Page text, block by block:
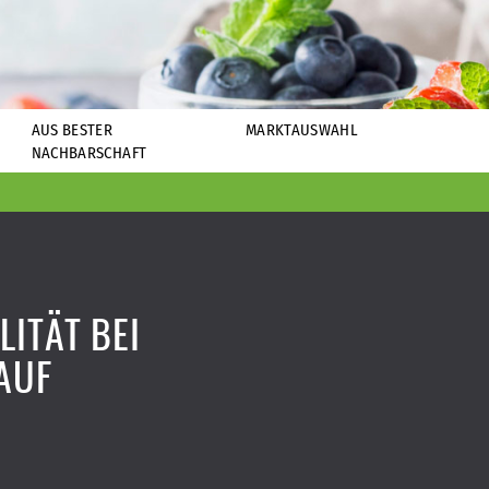
AUS BESTER
NACHBARSCHAFT
MARKTAUSWAHL
BEI